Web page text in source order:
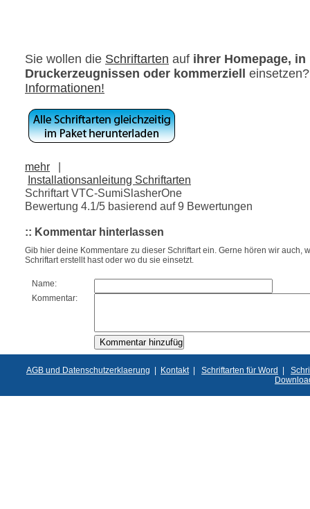
Sie wollen die Schriftarten auf ihrer Homepage, in
Druckerzeugnissen oder kommerziell
Informationen!
mehr
|
Installationsanleitung Schriftarten
Schriftart VTC-SumiSlasherOne
Bewertung 4.1/5 basierend auf9 Bewertungen
:: Kommentar hinterlassen
Gib hier deine Kommentare zu dieser Schriftart ein. Gerne hören wir auch,
Schriftart erstellt hast oder wo du sie einsetzt.
Name:
Kommentar:
AGB und Datenschutzerklaerung | Kontakt| Schriftarten für Word |